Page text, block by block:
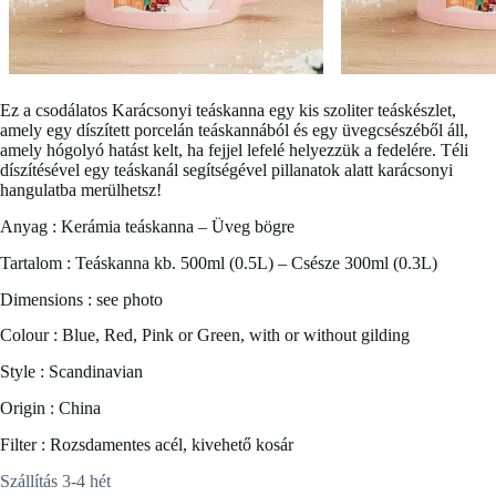
Ez a csodálatos Karácsonyi teáskanna egy kis szoliter teáskészlet,
amely egy díszített porcelán teáskannából és egy üvegcsészéből áll,
amely hógolyó hatást kelt, ha fejjel lefelé helyezzük a fedelére. Téli
díszítésével egy teáskanál segítségével pillanatok alatt karácsonyi
hangulatba merülhetsz!
Anyag : Kerámia teáskanna – Üveg bögre
Tartalom : Teáskanna kb. 500ml (0.5L) – Csésze 300ml (0.3L)
Dimensions : see photo
Colour : Blue, Red, Pink or Green, with or without gilding
Style : Scandinavian
Origin : China
Filter : Rozsdamentes acél, kivehető kosár
Szállítás 3-4 hét